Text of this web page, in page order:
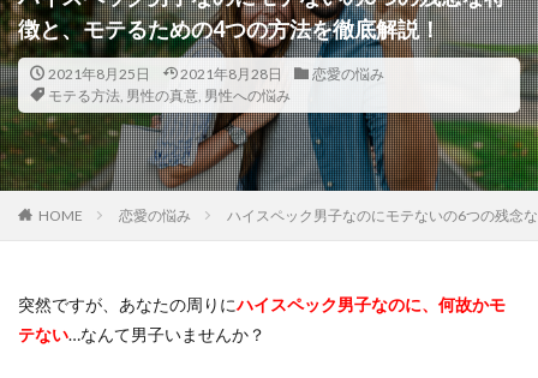
徴と、モテるための4つの方法を徹底解説！
2021年8月25日 2021年8月28日
恋愛の悩み
モテる方法, 男性の真意, 男性への悩み
HOME 恋愛の悩み ハイスペック男子なのにモテないの6つの残念
突然ですが、あなたの周りにハイスペック男子なのに、何故かモ
テない…なんて男子いませんか？